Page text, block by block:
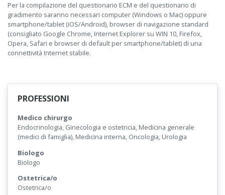
Per la compilazione del questionario ECM e del questionario di
gradimento saranno necessari computer (Windows o Mac) oppure
smartphone/tablet (iOS/Android), browser di navigazione standard
(consigliato Google Chrome, Internet Explorer su WIN 10, Firefox,
Opera, Safari e browser di default per smartphone/tablet) di una
connettività Internet stabile.
PROFESSIONI
Medico chirurgo
Endocrinologia, Ginecologia e ostetricia, Medicina generale
(medici di famiglia), Medicina interna, Oncologia, Urologia
Biologo
Biologo
Ostetrica/o
Ostetrica/o